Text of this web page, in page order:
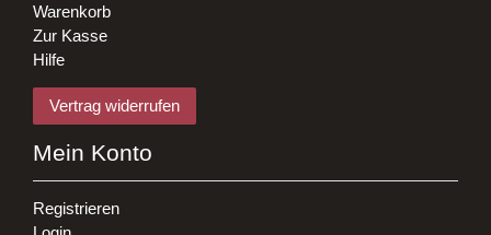
Warenkorb
Zur Kasse
Hilfe
Vertrag widerrufen
Mein Konto
Registrieren